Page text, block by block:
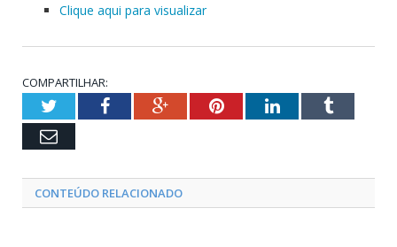
Clique aqui para visualizar
COMPARTILHAR:
TwitterFacebookGoogle+PinterestLinkedInTumblr
Email
CONTEÚDO RELACIONADO